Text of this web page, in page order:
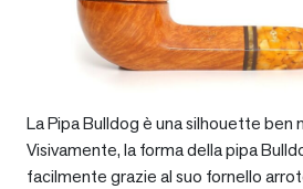
La Pipa Bulldog è una silhouette ben
Visivamente, la forma della pipa
facilmente grazie al suo fornello